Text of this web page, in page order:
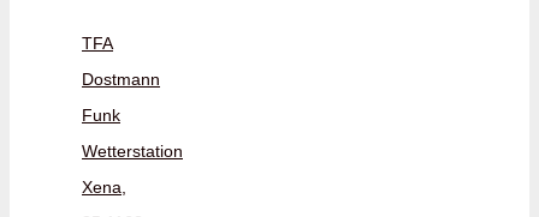
TFA
Dostmann
Funk
Wetterstation
Xena,